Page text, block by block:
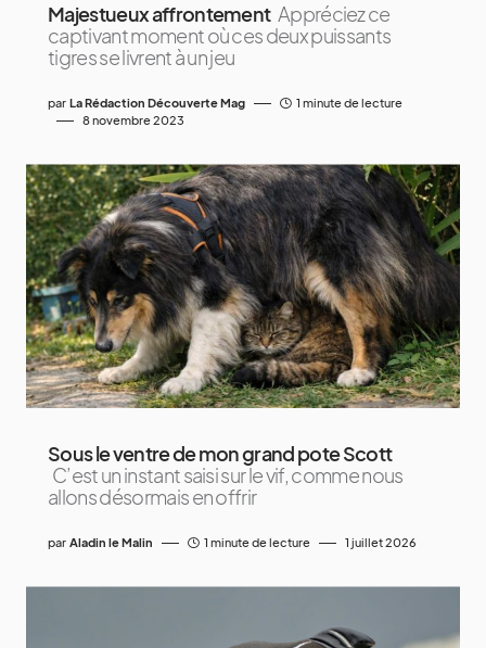
Majestueux affrontement Appréciez ce
captivant moment où ces deux puissants
tigres se livrent à un jeu
par La Rédaction Découverte Mag
1 minute de lecture
8 novembre 2023
Sous le ventre de mon grand pote Scott
C’est un instant saisi sur le vif, comme nous
allons désormais en offrir
par Aladin le Malin 1 minute de lecture 1 juillet 2026